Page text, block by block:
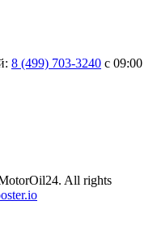
8 (499) 703-3240 с 09:00
All rights